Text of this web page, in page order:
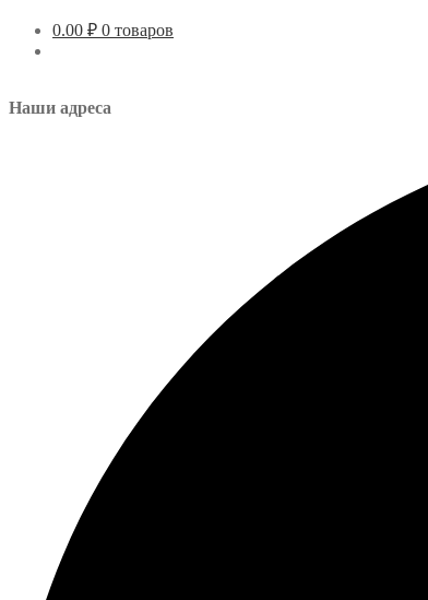
0.00 ₽ 0 товаров
Наши адреса